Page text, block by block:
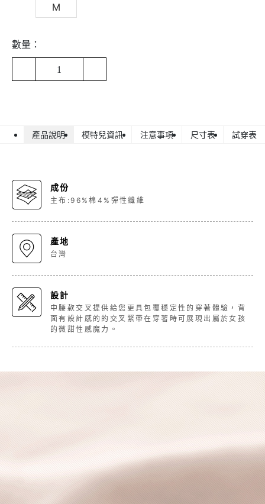
M
數量：
1
產品說明 模特兒資訊 注意事項 尺寸表 試穿表
成份
主布:96%棉4%彈性纖維
產地
台灣
設計
中腰款交叉提供給您更具包覆穩定性的穿著體驗，背
面有設計感的的交叉緊帶在穿著時可展現出屬於女孩
的微甜性感魔力。